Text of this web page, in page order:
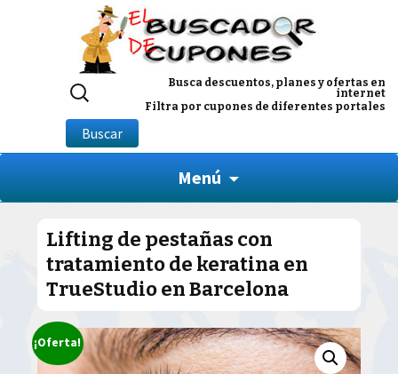
Busca descuentos, planes y ofertas en
internet
Filtra por cupones de diferentes portales
Buscar
por:
Buscar
Menú
Lifting de pestañas con
tratamiento de keratina en
TrueStudio en Barcelona
¡Oferta!